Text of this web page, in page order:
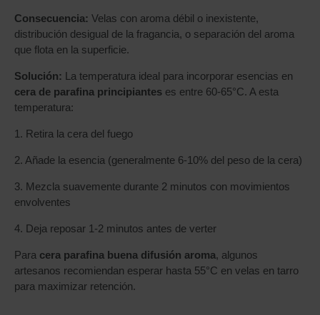
Consecuencia: Velas con aroma débil o inexistente,
distribución desigual de la fragancia, o separación del aroma
que flota en la superficie.
Solución: La temperatura ideal para incorporar esencias en
cera de parafina principiantes es entre 60-65°C. A esta
temperatura:
1. Retira la cera del fuego
2. Añade la esencia (generalmente 6-10% del peso de la cera)
3. Mezcla suavemente durante 2 minutos con movimientos
envolventes
4. Deja reposar 1-2 minutos antes de verter
Para cera parafina buena difusión aroma, algunos
artesanos recomiendan esperar hasta 55°C en velas en tarro
para maximizar retención.